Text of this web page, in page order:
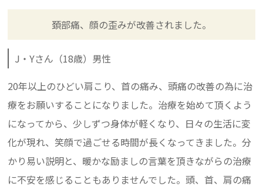
頚部痛、顔の歪みが改善されました。
J・Yさん（18歳）男性
20年以上のひどい肩こり、首の痛み、頭痛の改善の為に治
療をお願いすることになりました。治療を始めて頂くよう
になってから、少しずつ身体が軽くなり、日々の生活に変
化が現れ、笑顔で過ごせる時間が長くなってきました。分
かり易い説明と、暖かな励ましの言葉を頂きながらの治療
に不安を感じることもありませんでした。頭、首、肩の痛